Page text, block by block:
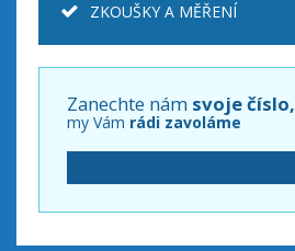
ZKOUŠKY A MĚŘENÍ
Zanechte nám svoje číslo,
my Vám rádi zavoláme